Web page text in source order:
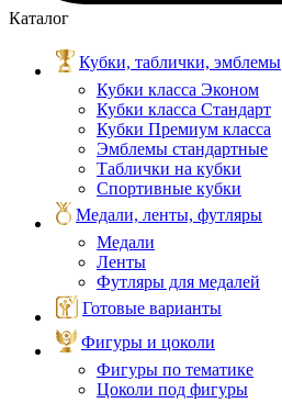
Каталог
Кубки, таблички, эмблемы
Кубки класса Эконом
Кубки класса Стандарт
Кубки Премиум класса
Эмблемы стандартные
Таблички на кубки
Спортивные кубки
Медали, ленты, футляры
Медали
Ленты
Футляры для медалей
Готовые варианты
Фигуры и цоколи
Фигуры по тематике
Цоколи под фигуры